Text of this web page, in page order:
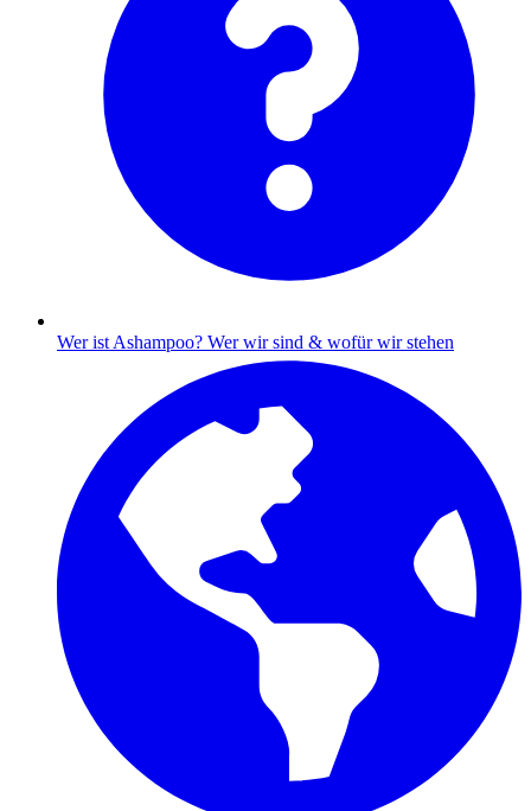
Wer ist Ashampoo? Wer wir sind & wofür wir stehen